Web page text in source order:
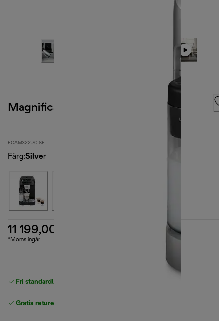
Magnifica Plus
ECAM322.70.SB
Färg:Silver
11 199,00 kr
*Moms ingår
Fri standardleverans
Gratis returer